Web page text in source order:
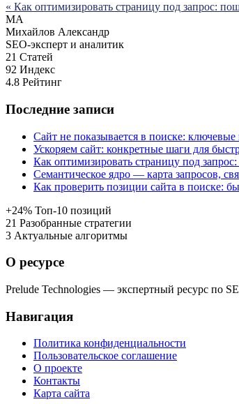
« Как оптимизировать страницу под запрос:
МА
Михайлов Александр
SEO-эксперт и аналитик
21 Статей
92 Индекс
4.8 Рейтинг
Последние записи
Сайт не показывается в поиске:
Ускоряем сайт: конкретные шаги для
Как оптимизировать страницу под
Семантическое ядро — карта запросов,
Как проверить позиции сайта в поиске:
+24% Топ-10 позиций
21 Разобранные стратегии
3 Актуальные алгоритмы
О ресурсе
Prelude Technologies — экспертный ресурс по
Навигация
Политика конфиденциальности
Пользовательское соглашение
О проекте
Контакты
Карта сайта